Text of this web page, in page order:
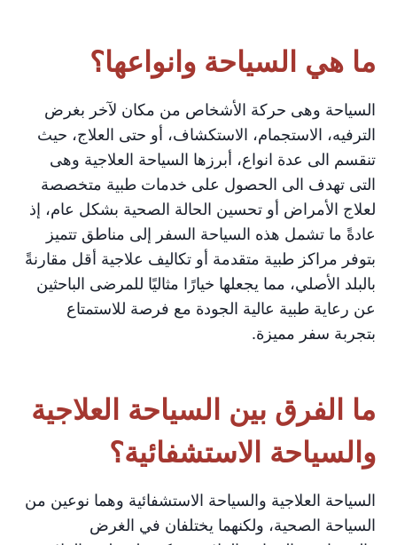
ما هي السياحة وانواعها؟
السياحة وهى حركة الأشخاص من مكان لآخر بغرض
الترفيه، الاستجمام، الاستكشاف، أو حتى العلاج، حيث
تنقسم الى عدة انواع، أبرزها السياحة العلاجية وهى
التى تهدف الى الحصول على خدمات طبية متخصصة
لعلاج الأمراض أو تحسين الحالة الصحية بشكل عام، إذ
عادةً ما تشمل هذه السياحة السفر إلى مناطق تتميز
بتوفر مراكز طبية متقدمة أو تكاليف علاجية أقل مقارنةً
بالبلد الأصلي، مما يجعلها خيارًا مثاليًا للمرضى الباحثين
عن رعاية طبية عالية الجودة مع فرصة للاستمتاع
بتجربة سفر مميزة.
ما الفرق بين السياحة العلاجية
والسياحة الاستشفائية؟
السياحة العلاجية والسياحة الاستشفائية وهما نوعين من
السياحة الصحية، ولكنهما يختلفان في الغرض